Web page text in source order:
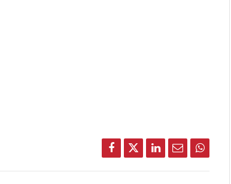
Facebook
TwitterLinkedIn
Email